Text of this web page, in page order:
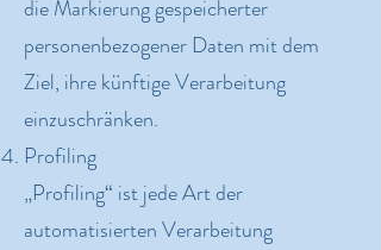
die Markierung gespeicherter
personenbezogener Daten mit dem
Ziel, ihre künftige Verarbeitung
einzuschränken.
Profiling
„Profiling“ ist jede Art der
automatisierten Verarbeitung